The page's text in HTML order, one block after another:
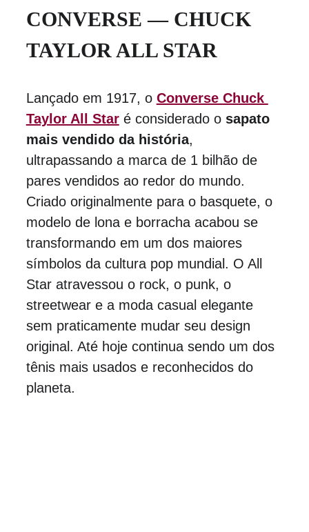
CONVERSE — CHUCK
TAYLOR ALL STAR
Lançado em 1917, o Converse Chuck
Taylor All Star é considerado o sapato
mais vendido da história,
ultrapassando a marca de 1 bilhão de
pares vendidos ao redor do mundo.
Criado originalmente para o basquete, o
modelo de lona e borracha acabou se
transformando em um dos maiores
símbolos da cultura pop mundial. O All
Star atravessou o rock, o punk, o
streetwear e a moda casual elegante
sem praticamente mudar seu design
original. Até hoje continua sendo um dos
tênis mais usados e reconhecidos do
planeta.